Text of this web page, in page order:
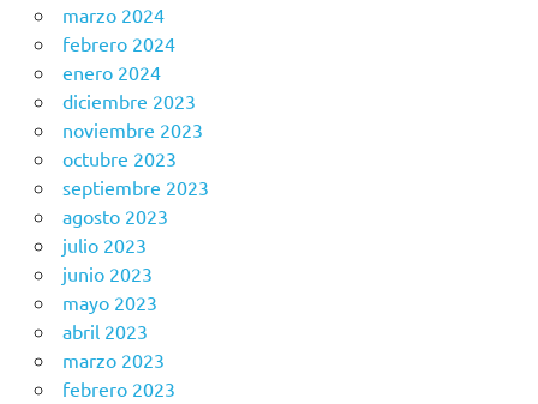
marzo 2024
febrero 2024
enero 2024
diciembre 2023
noviembre 2023
octubre 2023
septiembre 2023
agosto 2023
julio 2023
junio 2023
mayo 2023
abril 2023
marzo 2023
febrero 2023